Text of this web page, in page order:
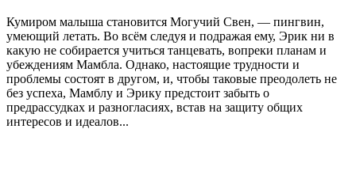
Кумиром малыша становится Могучий Свен, — пингвин,
умеющий летать. Во всём следуя и подражая ему, Эрик ни в
какую не собирается учиться танцевать, вопреки планам и
убеждениям Мамбла. Однако, настоящие трудности и
проблемы состоят в другом, и, чтобы таковые преодолеть не
без успеха, Мамблу и Эрику предстоит забыть о
предрассудках и разногласиях, встав на защиту общих
интересов и идеалов...